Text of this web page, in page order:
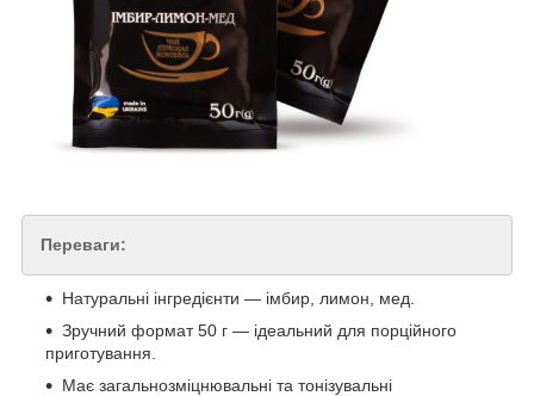
Переваги:
Натуральні інгредієнти — імбир, лимон, мед.
Зручний формат 50 г — ідеальний для порційного
приготування.
Має загальнозміцнювальні та тонізувальні